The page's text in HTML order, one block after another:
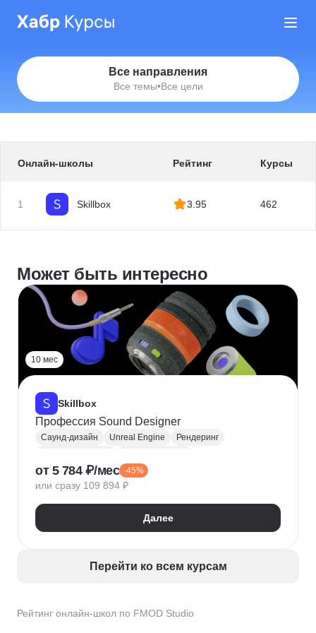
Все направления
Все темы•Все цели
Рейтинг онлайн-школ по FMOD Studio
Онлайн-школы Рейтинг Курсы
1 Skillbox 3.95 462
Может быть интересно
10 мес
Skillbox
Профессия Sound Designer
Саунд-дизайн Unreal Engine
Рендеринг
Мастеринг и сведение
Ableton
Работа с аудио и видео
Звукозапись
FMOD Studio
от 5 784 ₽/мес -45%
или сразу 109 894 ₽
Далее
Перейти ко всем курсам